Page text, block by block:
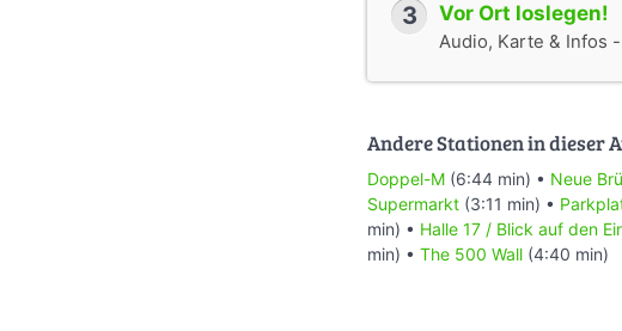
3 Vor Ort loslegen!
Audio, Karte & Infos
Andere Stationen in dieser
Doppel-M (6:44 min) • Neue
Supermarkt (3:11 min) •
min) • Halle 17 / Blick auf den
min) • The 500 Wall (4:40 min)